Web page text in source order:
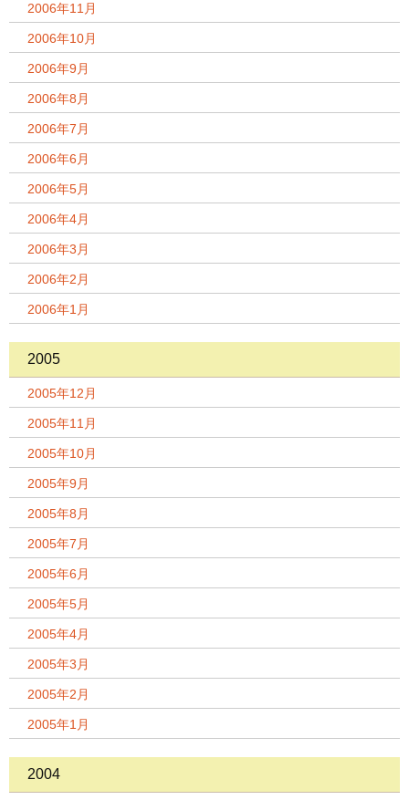
2006年11月
2006年10月
2006年9月
2006年8月
2006年7月
2006年6月
2006年5月
2006年4月
2006年3月
2006年2月
2006年1月
2005
2005年12月
2005年11月
2005年10月
2005年9月
2005年8月
2005年7月
2005年6月
2005年5月
2005年4月
2005年3月
2005年2月
2005年1月
2004